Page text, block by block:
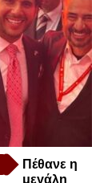
Πέθανε η
μεγάλη